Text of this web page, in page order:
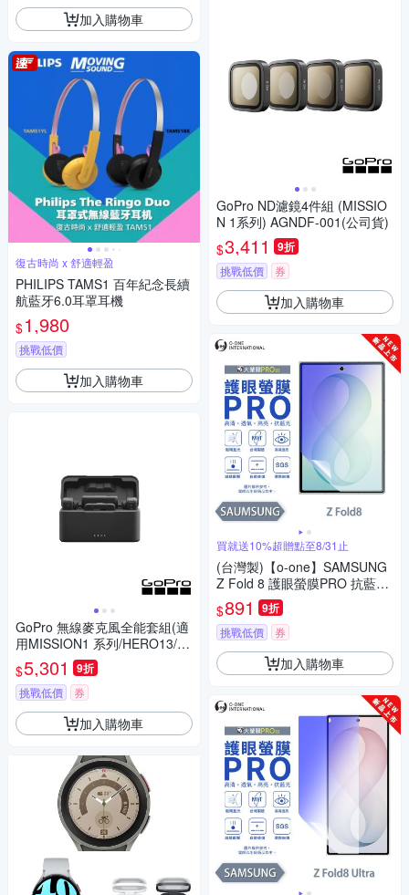
加入購物車
復古時尚 x 舒適輕盈
PHILIPS TAMS1 百年紀念長續
航藍牙6.0耳罩耳機
$1,980
挑戰低價
加入購物車
GoPro 無線麥克風全能套組(適
用MISSION1 系列/HERO13/H
ERO12/MAX2) AWMIC-010-A
S
$5,301 9折
挑戰低價 券
加入購物車
GoPro ND濾鏡4件組 (MISSIO
N 1系列) AGNDF-001(公司貨)
$3,411 9折
挑戰低價 券
加入購物車
買就送10%超贈點至8/31止
(台灣製)【o-one】SAMSUNG
Z Fold 8 護眼螢膜PRO 抗藍光
保護貼(次螢幕)
$891 9折
挑戰低價 券
加入購物車